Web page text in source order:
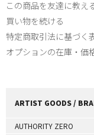
この商品を友達に教え
買い物を続ける
特定商取引法に基づく
オプションの在庫・価
ARTIST GOODS /
AUTHORITY ZERO